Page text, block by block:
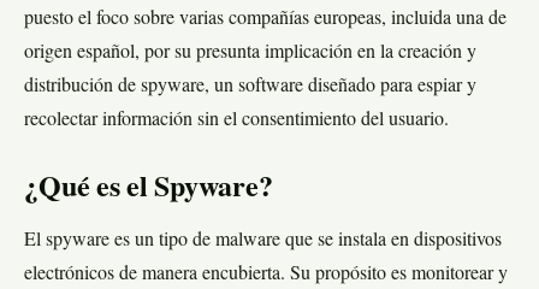
puesto el foco sobre varias compañías europeas, incluida una de
origen español, por su presunta implicación en la creación y
distribución de spyware, un software diseñado para espiar y
recolectar información sin el consentimiento del usuario.
¿Qué es el Spyware?
El spyware es un tipo de malware que se instala en dispositivos
electrónicos de manera encubierta. Su propósito es monitorear y